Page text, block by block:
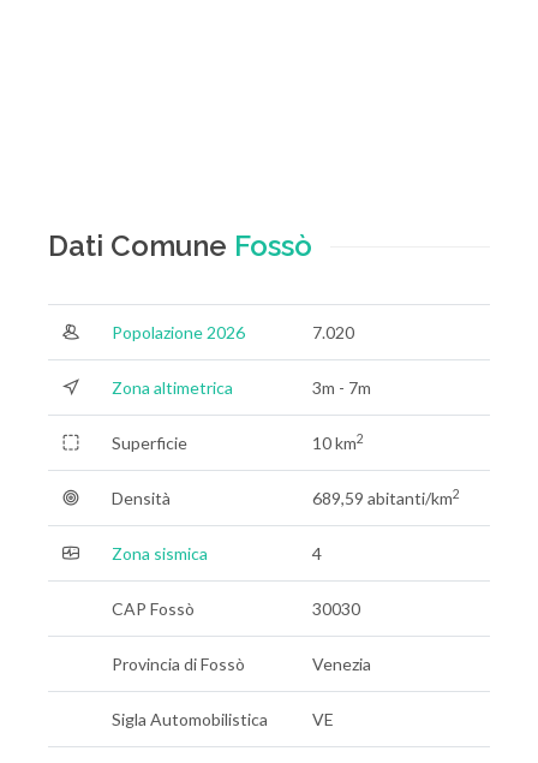
Dati Comune Fossò
Popolazione 2026 7.020
Zona altimetrica 3m - 7m
Superficie 10 km2
Densità 689,59 abitanti/km2
Zona sismica 4
CAP Fossò 30030
Provincia di Fossò Venezia
Sigla Automobilistica VE